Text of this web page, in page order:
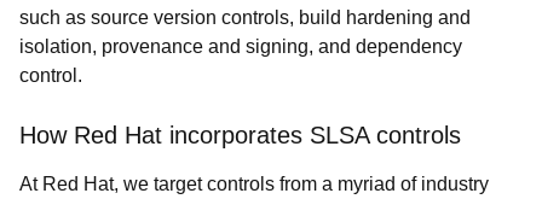
such as source version controls, build hardening and
isolation, provenance and signing, and dependency
control.
How Red Hat incorporates SLSA controls
At Red Hat, we target controls from a myriad of industry